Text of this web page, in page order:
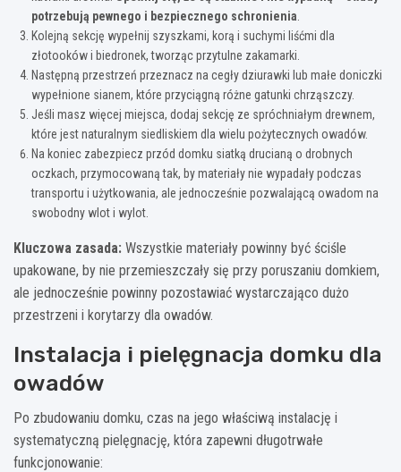
potrzebują pewnego i bezpiecznego schronienia
Kolejną sekcję wypełnij szyszkami, korą i suchymi liśćmi dla
złotooków i biedronek, tworząc przytulne zakamarki.
Następną przestrzeń przeznacz na cegły dziurawki lub małe doniczki
wypełnione sianem, które przyciągną różne gatunki chrząszczy.
Jeśli masz więcej miejsca, dodaj sekcję ze spróchniałym drewnem,
które jest naturalnym siedliskiem dla wielu pożytecznych owadów.
Na koniec zabezpiecz przód domku siatką drucianą o drobnych
oczkach, przymocowaną tak, by materiały nie wypadały podczas
transportu i użytkowania, ale jednocześnie pozwalającą owadom na
swobodny wlot i wylot.
Kluczowa zasada: Wszystkie materiały powinny być ściśle
upakowane, by nie przemieszczały się przy poruszaniu domkiem,
ale jednocześnie powinny pozostawiać wystarczająco dużo
przestrzeni i korytarzy dla owadów.
Instalacja i pielęgnacja domku dla
owadów
Po zbudowaniu domku, czas na jego właściwą instalację i
systematyczną pielęgnację, która zapewni długotrwałe
funkcjonowanie: